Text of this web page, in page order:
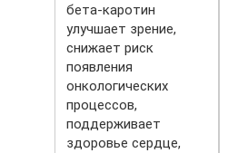
бета-каротин
улучшает зрение,
снижает риск
появления
онкологических
процессов,
поддерживает
здоровье сердце,